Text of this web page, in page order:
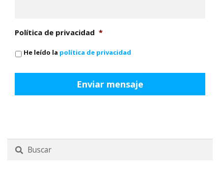
Política de privacidad *
He leído la política de privacidad
Buscar
por: